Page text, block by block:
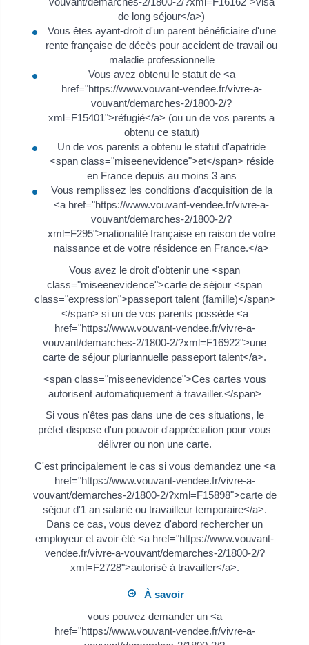
de long séjour</a>)
Vous êtes ayant-droit d'un parent bénéficiaire d'une
rente française de décès pour accident de travail ou
maladie professionnelle
Vous avez obtenu le statut de <a
href="https://www.vouvant-vendee.fr/vivre-a-
vouvant/demarches-2/1800-2/?
xml=F15401">réfugié</a> (ou un de vos parents a
obtenu ce statut)
Un de vos parents a obtenu le statut d'apatride
<span class="miseenevidence">et</span> réside
en France depuis au moins 3 ans
Vous remplissez les conditions d'acquisition de la
<a href="https://www.vouvant-vendee.fr/vivre-a-
vouvant/demarches-2/1800-2/?
xml=F295">nationalité française en raison de votre
naissance et de votre résidence en France.</a>
Vous avez le droit d'obtenir une <span
class="miseenevidence">carte de séjour <span
class="expression">passeport talent (famille)</span>
</span> si un de vos parents possède <a
href="https://www.vouvant-vendee.fr/vivre-a-
vouvant/demarches-2/1800-2/?xml=F16922">une
carte de séjour pluriannuelle passeport talent</a>.
<span class="miseenevidence">Ces cartes vous
autorisent automatiquement à travailler.</span>
Si vous n'êtes pas dans une de ces situations, le
préfet dispose d'un pouvoir d'appréciation pour vous
délivrer ou non une carte.
C'est principalement le cas si vous demandez une <a
href="https://www.vouvant-vendee.fr/vivre-a-
vouvant/demarches-2/1800-2/?xml=F15898">carte de
séjour d'1 an salarié ou travailleur temporaire</a>.
Dans ce cas, vous devez d'abord rechercher un
employeur et avoir été <a href="https://www.vouvant-
vendee.fr/vivre-a-vouvant/demarches-2/1800-2/?
xml=F2728">autorisé à travailler</a>.
À savoir
vous pouvez demander un <a
href="https://www.vouvant-vendee.fr/vivre-a-